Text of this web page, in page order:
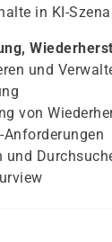
in KI-
und
von
Anforderungen
und